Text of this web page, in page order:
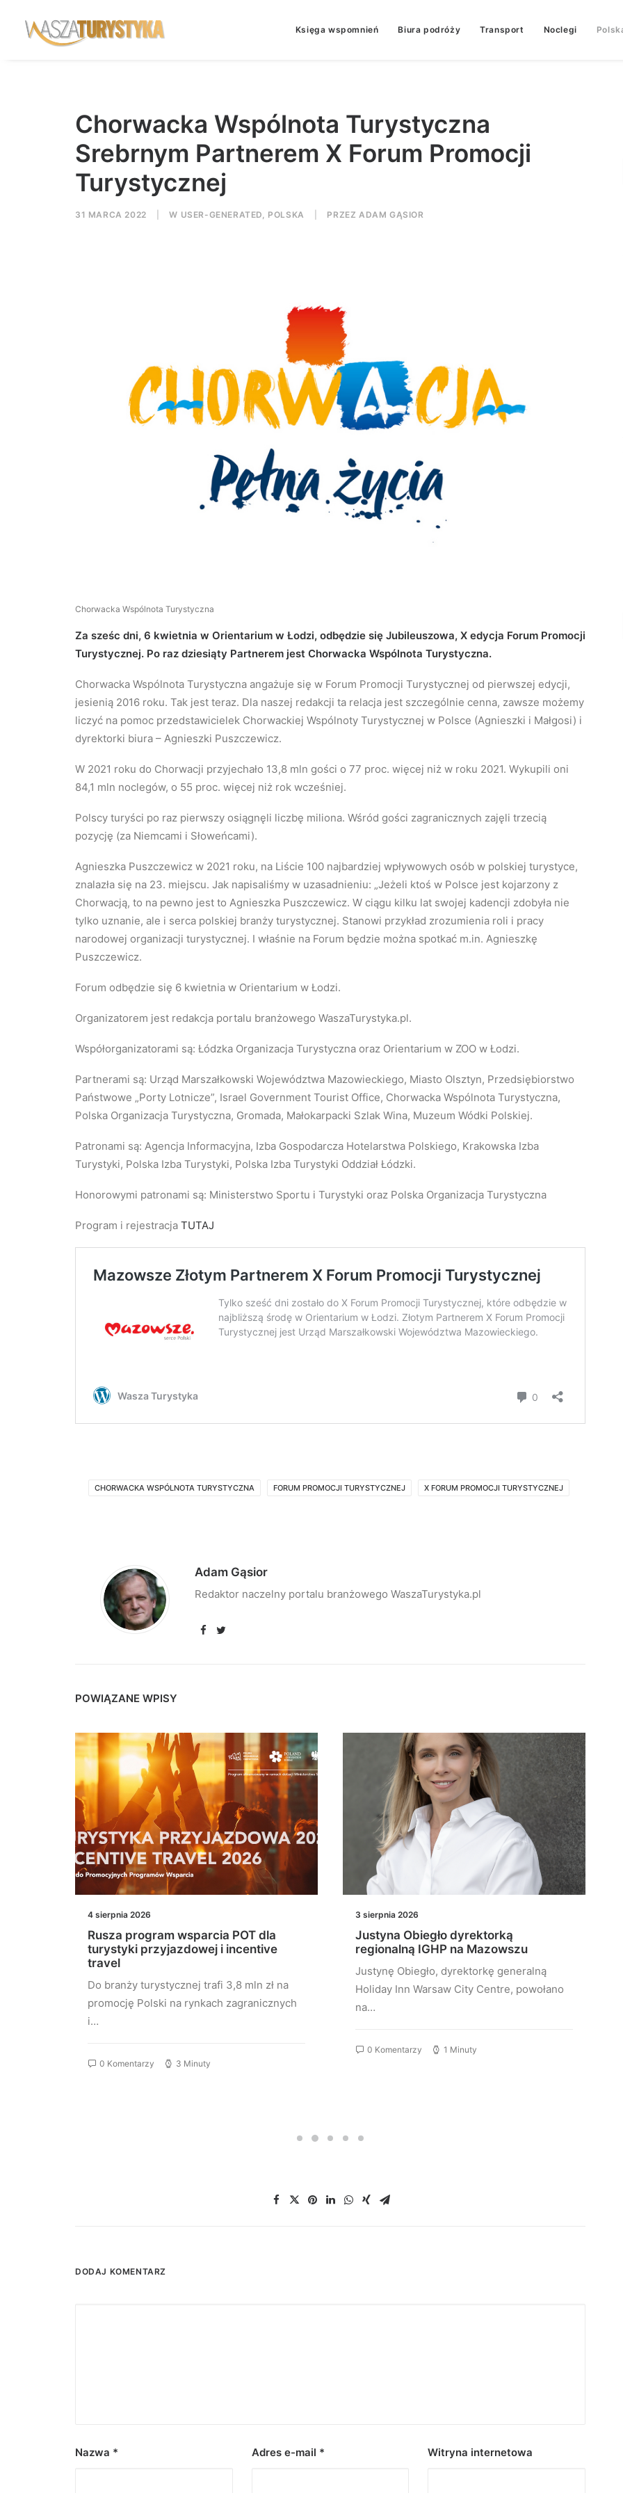
Księga wspomnień Biura podróży Transport Noclegi
Chorwacka Wspólnota Turystyczna
Srebrnym Partnerem X Forum Promocji
Turystycznej
31 MARCA 2022 W USER-GENERATED, POLSKA PRZEZADAM GĄSIOR
Chorwacka Wspólnota Turystyczna
Za sześc dni, 6 kwietnia w Orientarium w Łodzi, odbędzie się Jubileuszowa, X edycja Forum Promocji
Turystycznej. Po raz dziesiąty Partnerem jest Chorwacka Wspólnota Turystyczna.
Chorwacka Wspólnota Turystyczna angażuje się w Forum Promocji Turystycznej od pierwszej edycji,
jesienią 2016 roku. Tak jest teraz. Dla naszej redakcji ta relacja jest szczególnie cenna, zawsze możemy
liczyć na pomoc przedstawicielek Chorwackiej Wspólnoty Turystycznej w Polsce (Agnieszki i Małgosi) i
dyrektorki biura – Agnieszki Puszczewicz.
W 2021 roku do Chorwacji przyjechało 13,8 mln gości o 77 proc. więcej niż w roku 2021. Wykupili oni
84,1 mln noclegów, o 55 proc. więcej niż rok wcześniej.
Polscy turyści po raz pierwszy osiągnęli liczbę miliona. Wśród gości zagranicznych zajęli trzecią
pozycję (za Niemcami i Słoweńcami).
Agnieszka Puszczewicz w 2021 roku, na Liście 100 najbardziej wpływowych osób w polskiej turystyce,
znalazła się na 23. miejscu. Jak napisaliśmy w uzasadnieniu: „Jeżeli ktoś w Polsce jest kojarzony z
Chorwacją, to na pewno jest to Agnieszka Puszczewicz. W ciągu kilku lat swojej kadencji zdobyła nie
tylko uznanie, ale i serca polskiej branży turystycznej. Stanowi przykład zrozumienia roli i pracy
narodowej organizacji turystycznej. I właśnie na Forum będzie można spotkać m.in. Agnieszkę
Puszczewicz.
Forum odbędzie się 6 kwietnia w Orientarium w Łodzi.
Organizatorem jest redakcja portalu branżowego WaszaTurystyka.pl.
Współorganizatorami są: Łódzka Organizacja Turystyczna oraz Orientarium w ZOO w Łodzi.
Partnerami są: Urząd Marszałkowski Województwa Mazowieckiego, Miasto Olsztyn, Przedsiębiorstwo
Państwowe „Porty Lotnicze”, Israel Government Tourist Office, Chorwacka Wspólnota Turystyczna,
Polska Organizacja Turystyczna, Gromada, Małokarpacki Szlak Wina, Muzeum Wódki Polskiej.
Patronami są: Agencja Informacyjna, Izba Gospodarcza Hotelarstwa Polskiego, Krakowska Izba
Turystyki, Polska Izba Turystyki, Polska Izba Turystyki Oddział Łódzki.
Honorowymi patronami są: Ministerstwo Sportu i Turystyki oraz Polska Organizacja Turystyczna
Program i rejestracja TUTAJ
CHORWACKA WSPÓLNOTA TURYSTYCZNA FORUM PROMOCJI TURYSTYCZNEJ X FORUM PROMOCJI TURYSTYCZNEJ
Adam Gąsior
Redaktor naczelny portalu branżowego WaszaTurystyka.pl
POWIĄZANE WPISY
4 sierpnia 2026
Rusza program wsparcia POT dla
turystyki przyjazdowej i incentive
travel
Do branży turystycznej trafi 3,8 mln zł na
promocję Polski na rynkach zagranicznych
i…
0 Komentarzy 3 Minuty
3 sierpnia 2026
Justyna Obiegło dyrektorką
regionalną IGHP na Mazowszu
Justynę Obiegło, dyrektorkę generalną
Holiday Inn Warsaw City Centre, powołano
na…
0 Komentarzy 1 Minuty
DODAJ KOMENTARZ
Nazwa * Adres e-mail * Witryna internetowa